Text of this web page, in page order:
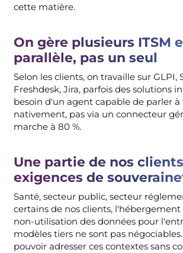
cette matière.
On gère plusieurs ITSM
parallèle, pas un seul
Selon les clients, on travaille sur GLPI,
Freshdesk, Jira, parfois des solutions
besoin d'un agent capable de parler à
nativement, pas via un connecteur
marche à 80 %.
Une partie de nos
exigences de
Santé, secteur public, secteur
certains de nos clients, l'hébergement
non-utilisation des données pour
modèles tiers ne sont pas
pouvoir adresser ces contextes sans